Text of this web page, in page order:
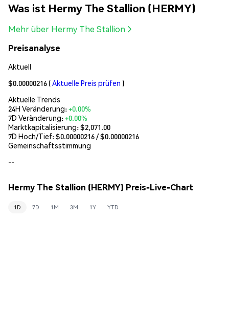
Was ist Hermy The Stallion (HERMY)
Mehr über Hermy The Stallion
Preisanalyse
Aktuell
$0.00000216 (Aktuelle Preis prüfen )
Aktuelle Trends
24H Veränderung:+0.00%
7D Veränderung:+0.00%
Marktkapitalisierung:$2,071.00
7D Hoch/Tief: $0.00000216/ $0.00000216
Gemeinschaftsstimmung
--
Hermy The Stallion (HERMY) Preis-Live-Chart
1D 7D 1M 3M 1Y YTD